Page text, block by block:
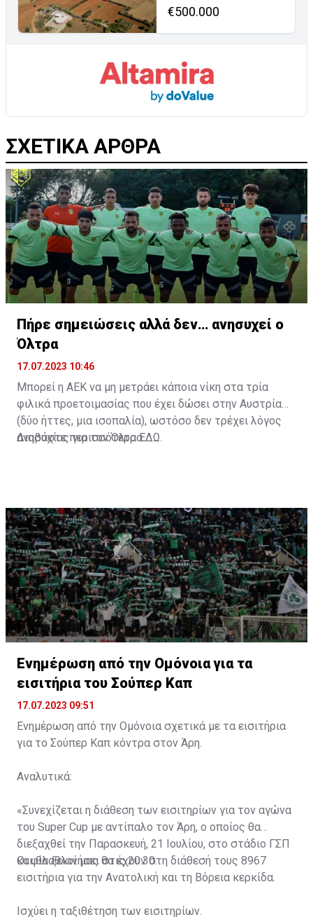
€500.000
ΣΧΕΤΙΚΑ ΑΡΘΡΑ
Πήρε σημειώσεις αλλά δεν… ανησυχεί ο
Όλτρα
17.07.2023 10:46
Μπορεί η ΑΕΚ να μη μετράει κάποια νίκη στα τρία
φιλικά προετοιμασίας που έχει δώσει στην Αυστρία
(δύο ήττες, μια ισοπαλία), ωστόσο δεν τρέχει λόγος
ανησυχίας για τον Όλτρα.
Διαβάστε περισσότεραΕΔΩ.
Ενημέρωση από την Ομόνοια για τα
εισιτήρια του Σούπερ Καπ
17.07.2023 09:51
Ενημέρωση από την Ομόνοια σχετικά με τα εισιτήρια
για το Σούπερ Καπ κόντρα στον Άρη.
Αναλυτικά:
«Συνεχίζεται η διάθεση των εισιτηρίων για τον αγώνα
του Super Cup με αντίπαλο τον Άρη, ο οποίος θα
διεξαχθεί την Παρασκευή, 21 Ιουλίου, στο στάδιο ΓΣΠ
και θα ξεκινήσει στις 20:30.
Οι φίλαθλοί μας θα έχουν στη διάθεσή τους 8967
εισιτήρια για την Ανατολική και τη Βόρεια κερκίδα.
Ισχύει η ταξιθέτηση των εισιτηρίων.